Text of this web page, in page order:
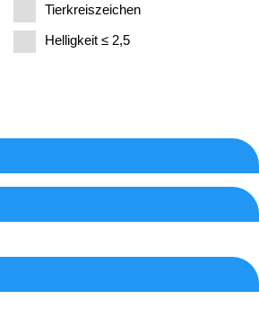
Tierkreiszeichen
Helligkeit ≤ 2,5